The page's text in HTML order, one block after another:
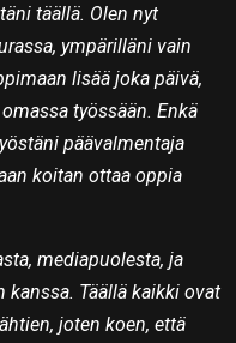
täällä. Olen nyt
ympärilläni vain
lisää joka päivä,
työssään. Enkä
päävalmentaja
koitan ottaa oppia
mediapuolesta, ja
Täällä kaikki ovat
joten koen, että